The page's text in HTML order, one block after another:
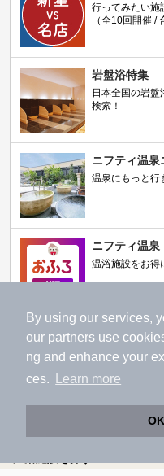
By using our services,
our partners use
ng and enhance your
ces.
Learn more
OK
行ってみたい施
（全10回開催 /
岩盤浴特集
日本全国の岩
検索！
ニフティ温泉
温泉にもっと行
ニフティ温泉
温浴施設をお得
【ニフティ
内】
株主優待制度で
拡充されました！
泉TOP 関東 神奈川県